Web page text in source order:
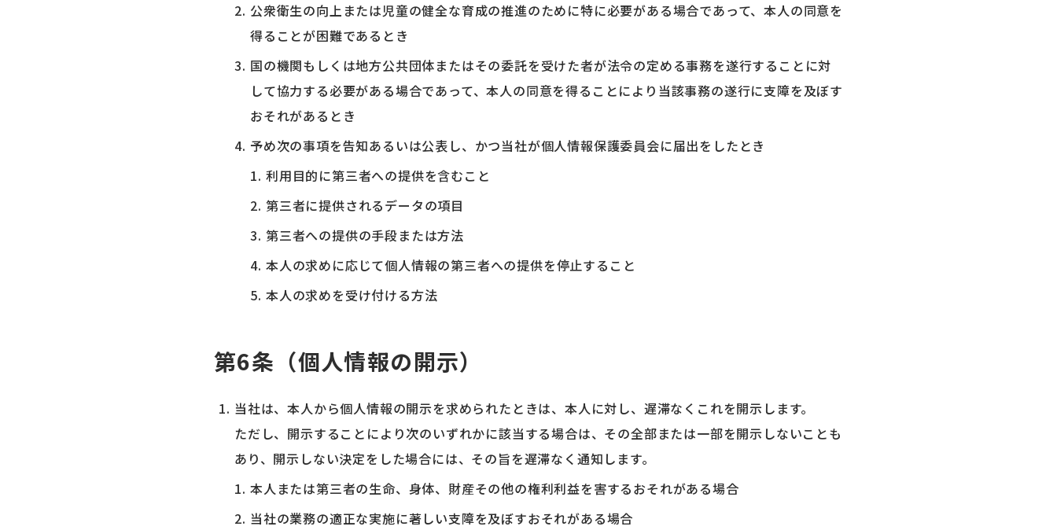
公衆衛生の向上または児童の健全な育成の推進のために特に必要がある場合であって、本人の同意を
得ることが困難であるとき
国の機関もしくは地方公共団体またはその委託を受けた者が法令の定める事務を遂行することに対
して協力する必要がある場合であって、本人の同意を得ることにより当該事務の遂行に支障を及ぼす
おそれがあるとき
予め次の事項を告知あるいは公表し、かつ当社が個人情報保護委員会に届出をしたとき
利用目的に第三者への提供を含むこと
第三者に提供されるデータの項目
第三者への提供の手段または方法
本人の求めに応じて個人情報の第三者への提供を停止すること
本人の求めを受け付ける方法
第6条（個人情報の開示）
当社は、本人から個人情報の開示を求められたときは、本人に対し、遅滞なくこれを開示します。
ただし、開示することにより次のいずれかに該当する場合は、その全部または一部を開示しないことも
あり、開示しない決定をした場合には、その旨を遅滞なく通知します。
本人または第三者の生命、身体、財産その他の権利利益を害するおそれがある場合
当社の業務の適正な実施に著しい支障を及ぼすおそれがある場合